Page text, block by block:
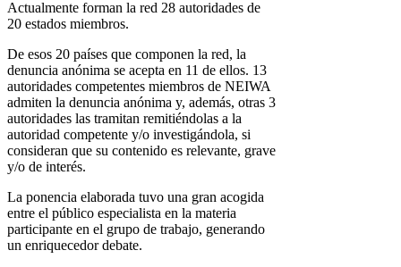
Actualmente forman la red 28 autoridades de
20 estados miembros.
De esos 20 países que componen la red, la
denuncia anónima se acepta en 11 de ellos. 13
autoridades competentes miembros de NEIWA
admiten la denuncia anónima y, además, otras 3
autoridades las tramitan remitiéndolas a la
autoridad competente y/o investigándola, si
consideran que su contenido es relevante, grave
y/o de interés.
La ponencia elaborada tuvo una gran acogida
entre el público especialista en la materia
participante en el grupo de trabajo, generando
un enriquecedor debate.